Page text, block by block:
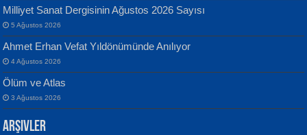
EKREM KARABABA
İsmail Aydos
İnkisar...
Milliyet Sanat Dergisinin Ağustos 2026 Sayısı
5 Ağustos 2026
Ahmet Erhan Vefat Yıldönümünde Anılıyor
4 Ağustos 2026
Ölüm ve Atlas
3 Ağustos 2026
Arşivler